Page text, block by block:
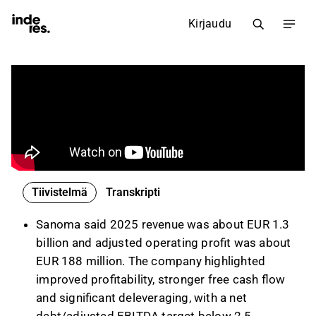
Kirjaudu
Tiivistelmä Transkripti
Sanoma said 2025 revenue was about EUR 1.3
billion and adjusted operating profit was about
EUR 188 million. The company highlighted
improved profitability, stronger free cash flow
and significant deleveraging, with a net